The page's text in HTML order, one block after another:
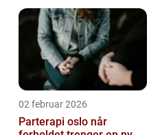
02 februar 2026
Parterapi oslo når